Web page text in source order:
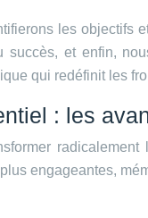
les objectifs
et enfin,
qui redéfinit les
: les
engageantes,